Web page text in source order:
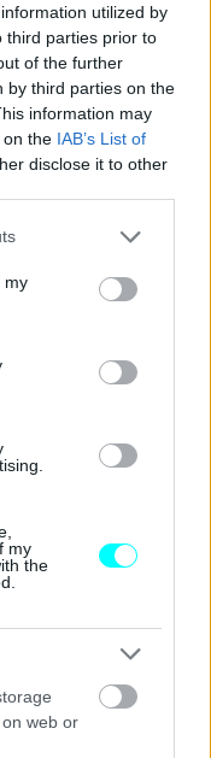
utilized by
third parties prior to
of the further
by third parties on the
information may
on the IAB’s List of
disclose it to other
or more Google
You may click to
third-party tags to
in below Google
my
my
the
web or
για
εμπόριο.
, αλλά πρέπει να
όρους
των
αναλογικών
της αγοράς και
εναλλακτική λύση
των
Εμπορίου της